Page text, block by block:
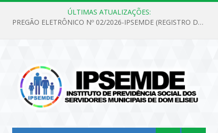
ÚLTIMAS ATUALIZAÇÕES:
PREGÃO ELETRÔNICO Nº 02/2026-IPSEMDE (REGISTRO DE PREÇOS PARA FUTURA E EVENTUAL AQUISIÇÃO DE MATERIAL DE LIMPEZA E GÊNEROS ALIMENTÍCIOS PARA ATENDER AS NECESSIDADES DO INSTITUTO DE PREVIDÊNCIA SOCIAL DOS SERVIDORES MUNICIPAIS DE DOM ELISEU.)